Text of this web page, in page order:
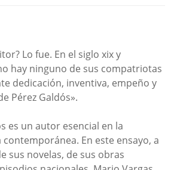
Lo fue. En el siglo xix y
hay ninguno de sus compatriotas
dedicación, inventiva, empeño y
Pérez Galdós».
es un autor esencial en la
En este ensayo, a
sus novelas, de sus obras